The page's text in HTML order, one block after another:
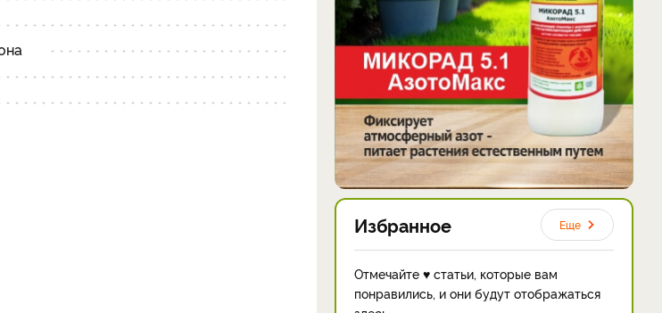
Избранное Еще
Отмечайте ♥ статьи, которые вам
понравились, и они будут отображаться